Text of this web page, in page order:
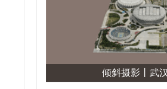
倾斜摄影丨武